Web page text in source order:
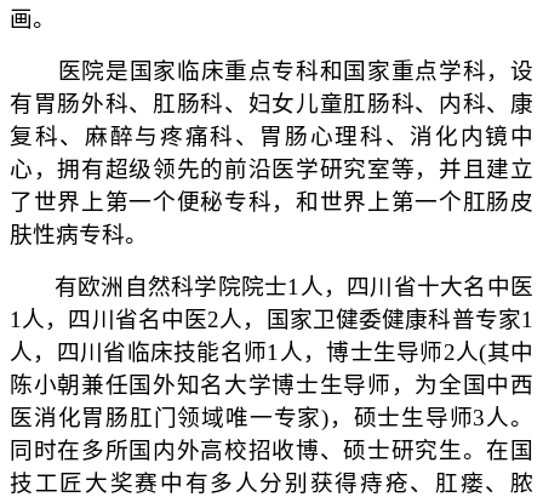
画。
医院是国家临床重点专科和国家重点学科，设
有胃肠外科、肛肠科、妇女儿童肛肠科、内科、康
复科、麻醉与疼痛科、胃肠心理科、消化内镜中
心，拥有超级领先的前沿医学研究室等，并且建立
了世界上第一个便秘专科，和世界上第一个肛肠皮
肤性病专科。
有欧洲自然科学院院士1人，四川省十大名中医
1人，四川省名中医2人，国家卫健委健康科普专家1
人，四川省临床技能名师1人，博士生导师2人(其中
陈小朝兼任国外知名大学博士生导师，为全国中西
医消化胃肠肛门领域唯一专家)，硕士生导师3人。
同时在多所国内外高校招收博、硕士研究生。在国
技工匠大奖赛中有多人分别获得痔疮、肛瘘、脓